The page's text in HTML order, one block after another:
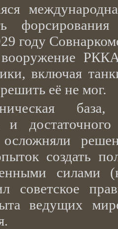
году
включая
её не мог.
и
осложняли
создать
силами
советское
ведущих